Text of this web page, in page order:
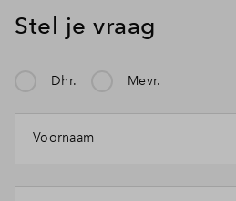
Stel je vraag
Dhr. Mevr.
Voornaam
Mijn klacht gaat over: